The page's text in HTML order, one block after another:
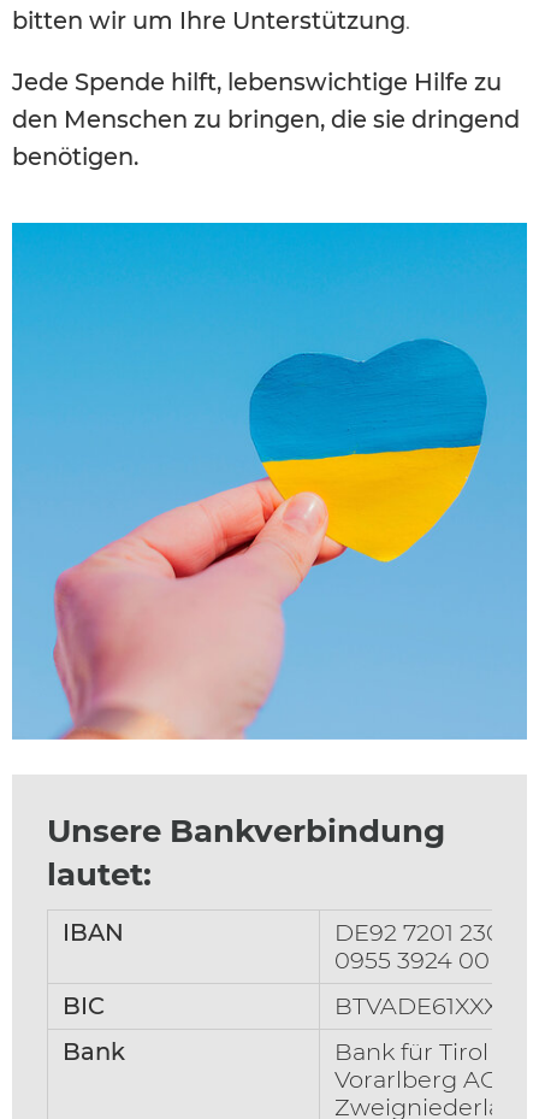
bitten wir um Ihre Unterstützung.
Jede Spende hilft, lebenswichtige Hilfe zu
den Menschen zu bringen, die sie dringend
benötigen.
Unsere Bankverbindung
lautet:
IBAN
DE92 7201 2300
0955 3924 00
BIC
BTVADE61XXX
Bank
Bank für Tirol
Vorarlberg AG,